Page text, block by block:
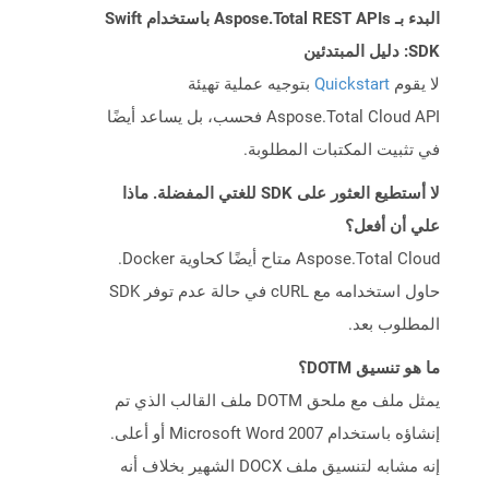
البدء بـ Aspose.Total REST APIs باستخدام Swift
SDK: دليل المبتدئين
لا يقوم Quickstart بتوجيه عملية تهيئة
Aspose.Total Cloud API فحسب، بل يساعد أيضًا
في تثبيت المكتبات المطلوبة.
لا أستطيع العثور على SDK للغتي المفضلة. ماذا
علي أن أفعل؟
Aspose.Total Cloud متاح أيضًا كحاوية Docker.
حاول استخدامه مع cURL في حالة عدم توفر SDK
المطلوب بعد.
ما هو تنسيق DOTM؟
يمثل ملف مع ملحق DOTM ملف القالب الذي تم
إنشاؤه باستخدام Microsoft Word 2007 أو أعلى.
إنه مشابه لتنسيق ملف DOCX الشهير بخلاف أنه